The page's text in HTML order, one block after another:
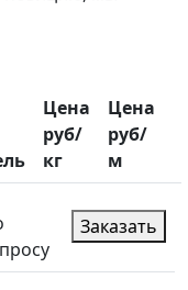
Цена
руб/
кг
Цена
руб/
м
Заказать